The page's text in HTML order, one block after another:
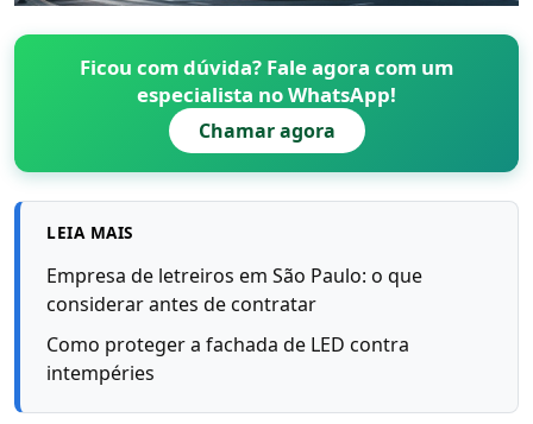
Ficou com dúvida? Fale agora com um
especialista no WhatsApp!
Chamar agora
LEIA MAIS
Empresa de letreiros em São Paulo: o que
considerar antes de contratar
Como proteger a fachada de LED contra
intempéries